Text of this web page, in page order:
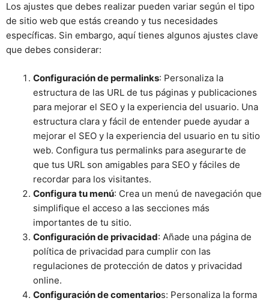
Los ajustes que debes realizar pueden variar según el tipo
de sitio web que estás creando y tus necesidades
específicas. Sin embargo, aquí tienes algunos ajustes clave
que debes considerar:
Configuración de permalinks: Personaliza la
estructura de las URL de tus páginas y publicaciones
para mejorar el SEO y la experiencia del usuario. Una
estructura clara y fácil de entender puede ayudar a
mejorar el SEO y la experiencia del usuario en tu sitio
web. Configura tus permalinks para asegurarte de
que tus URL son amigables para SEO y fáciles de
recordar para los visitantes.
Configura tu menú: Crea un menú de navegación que
simplifique el acceso a las secciones más
importantes de tu sitio.
Configuración de privacidad: Añade una página de
política de privacidad para cumplir con las
regulaciones de protección de datos y privacidad
online.
Configuración de comentarios: Personaliza la forma